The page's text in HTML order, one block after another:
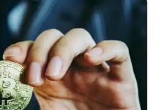
場規模則增長10.6%，
在物販類別中，E...